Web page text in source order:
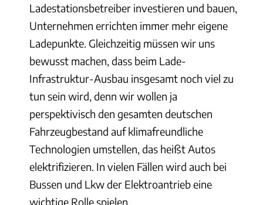
Ladestationsbetreiber investieren und bauen,
Unternehmen errichten immer mehr eigene
Ladepunkte. Gleichzeitig müssen wir uns
bewusst machen, dass beim Lade-
Infrastruktur-Ausbau insgesamt noch viel zu
tun sein wird, denn wir wollen ja
perspektivisch den gesamten deutschen
Fahrzeugbestand auf klimafreundliche
Technologien umstellen, das heißt Autos
elektrifizieren. In vielen Fällen wird auch bei
Bussen und Lkw der Elektroantrieb eine
wichtige Rolle spielen.